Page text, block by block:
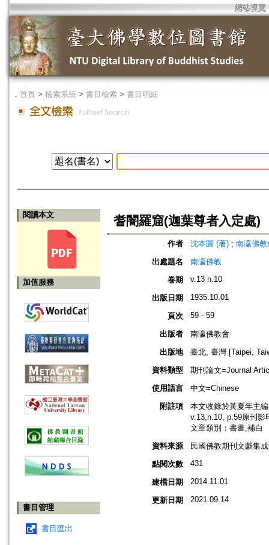
網站導覽
． 首頁 > 檢索系統 > 書目檢索 > 書目明細
閱讀本文
加值服務
書目管理
書目匯出
耆闇羅窟(迦葉尊者入定處)
作者 沈本圓 (著) ; 南瀛佛
出處題名
南瀛佛教
卷期
v.13 n.10
出版日期 1935.10.01
頁次 59 - 59
出版者
南瀛佛教會
出版地
臺北, 臺灣 [Taipei,
資料類型
期刊論文=Journal
使用語言
中文=Chinese
附註項
本文收錄於黃夏年主
v.13,n.10, p.59原刊影
文章類別：書畫,補白
資料來源
民國佛教期刊文獻集
點閱次數
431
建檔日期 2014.11.01
更新日期 2021.09.14